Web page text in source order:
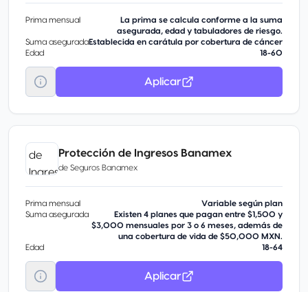
Prima mensual
La prima se calcula conforme a la suma
asegurada, edad y tabuladores de riesgo.
Suma aseguradaEstablecida en carátula por cobertura de cáncer
Edad
18-60
Aplicar
Protección de Ingresos Banamex
de Seguros Banamex
Prima mensual
Variable según plan
Suma asegurada
Existen 4 planes que pagan entre $1,500 y
$3,000 mensuales por 3 o 6 meses, además de
una cobertura de vida de $50,000 MXN.
Edad
18-64
Aplicar